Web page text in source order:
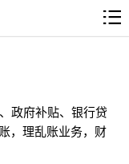
政府补贴、银行贷
，理乱账业务，财